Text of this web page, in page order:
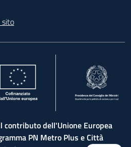
sito
contributo dell'Unione Europea
PN Metro Plus e Città